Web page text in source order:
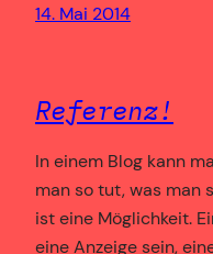
14. Mai 2014
Referenz!
In einem Blog kann
man so tut, was man
ist eine Möglichkeit.
eine Anzeige sein,